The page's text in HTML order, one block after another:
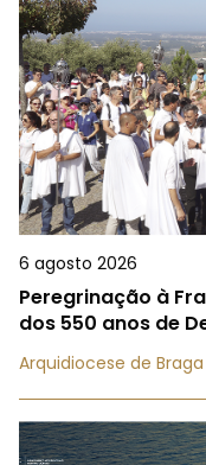
6 agosto 2026
Peregrinação à
dos 550 anos de
Arquidiocese de Braga